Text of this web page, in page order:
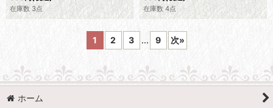
在庫数 3点 在庫数 4点
1 2 3 ... 9 次»
ホーム